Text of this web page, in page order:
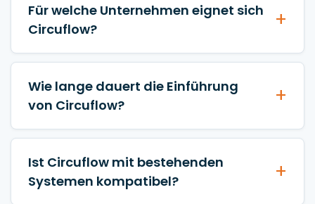
Für welche Unternehmen eignet sich
Circuflow?
Wie lange dauert die Einführung
von Circuflow?
Ist Circuflow mit bestehenden
Systemen kompatibel?